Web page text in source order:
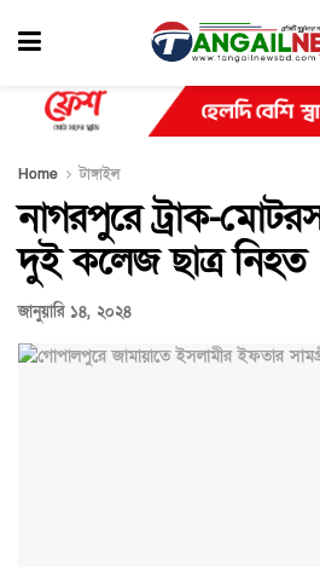
Home টাঙ্গাইল
নাগরপুরে ট্রাক-
দুই কলেজ ছাত্র নিহত
জানুয়ারি ১৪, ২০২৪